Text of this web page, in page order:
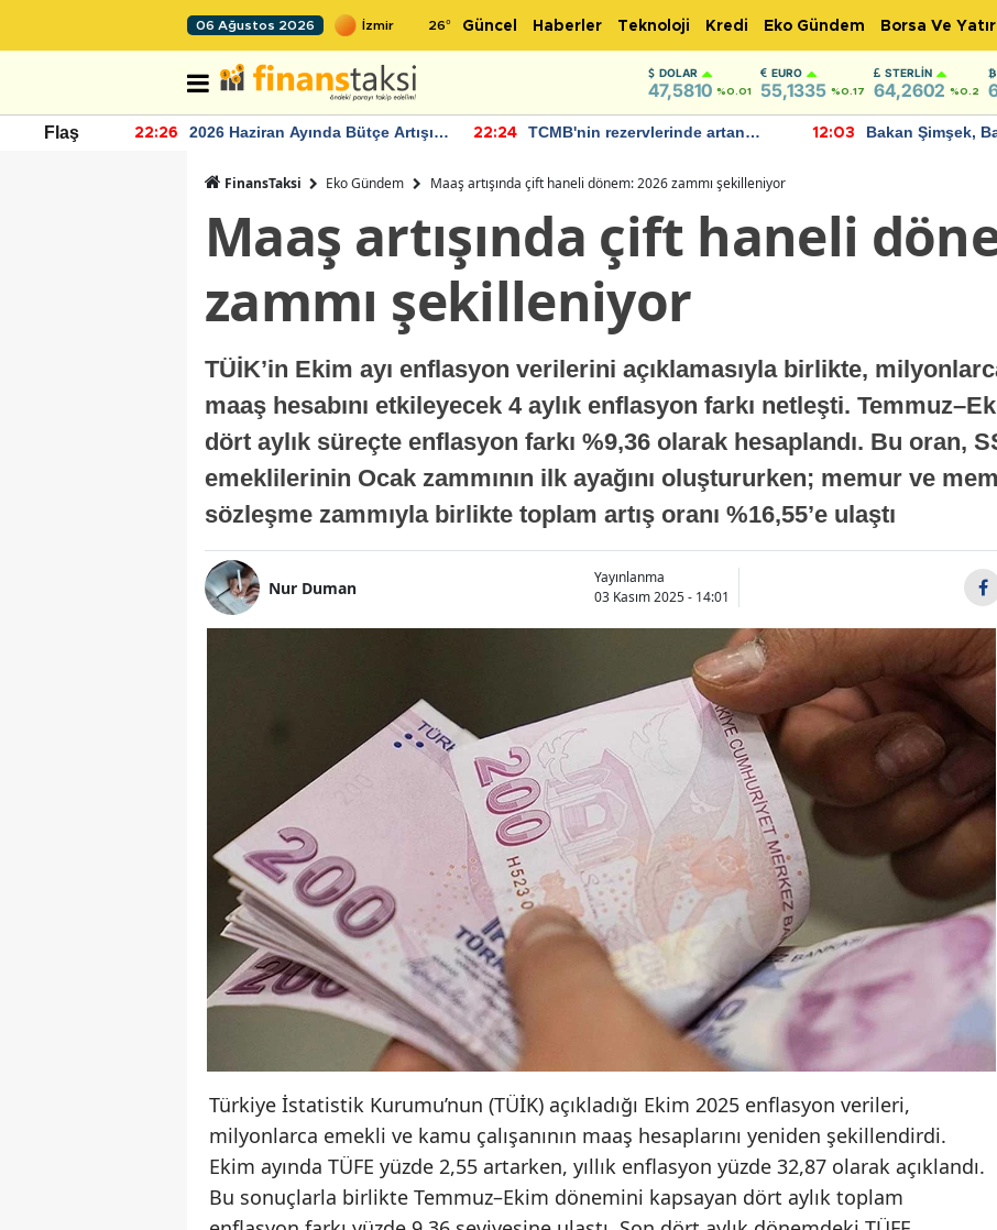
06 Ağustos 2026 26° Güncel Haberler Teknoloji Kredi Eko Gündem Borsa Ve
DOLAR
47,5810 %0.01
EURO
55,1335 %0.17
STERLIN
64,2602 %0.2
Flaş 22:26
2026 Haziran Ayında Bütçe Artışı
22:24
TCMB'nin rezervlerinde artan
12:03
Bakan Şimşek,
FinansTaksi Eko Gündem Maaş artışında çift haneli dönem: 2026 zammı şekilleniyor
Maaş artışında çift haneli
zammı şekilleniyor
TÜİK’in Ekim ayı enflasyon verilerini açıklamasıyla birlikte,
maaş hesabını etkileyecek 4 aylık enflasyon farkı netleşti.
dört aylık süreçte enflasyon farkı %9,36 olarak hesaplandı. Bu oran,
emeklilerinin Ocak zammının ilk ayağını oluştururken; memur ve
sözleşme zammıyla birlikte toplam artış oranı %16,55’e ulaştı
Nur Duman
Yayınlanma
03 Kasım 2025 - 14:01
Türkiye İstatistik Kurumu’nun (TÜİK) açıkladığı Ekim 2025 enflasyon verileri,
milyonlarca emekli ve kamu çalışanının maaş hesaplarını yeniden şekillendirdi.
Ekim ayında TÜFE yüzde 2,55 artarken, yıllık enflasyon yüzde 32,87 olarak açıklandı.
Bu sonuçlarla birlikte Temmuz–Ekim dönemini kapsayan dört aylık toplam